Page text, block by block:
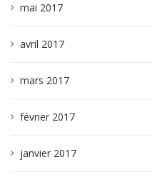
mai 2017
avril 2017
mars 2017
février 2017
janvier 2017